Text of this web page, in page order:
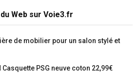
Web sur Voie3.fr
de mobilier pour un salon stylé et
Casquette PSG neuve coton 22,99€